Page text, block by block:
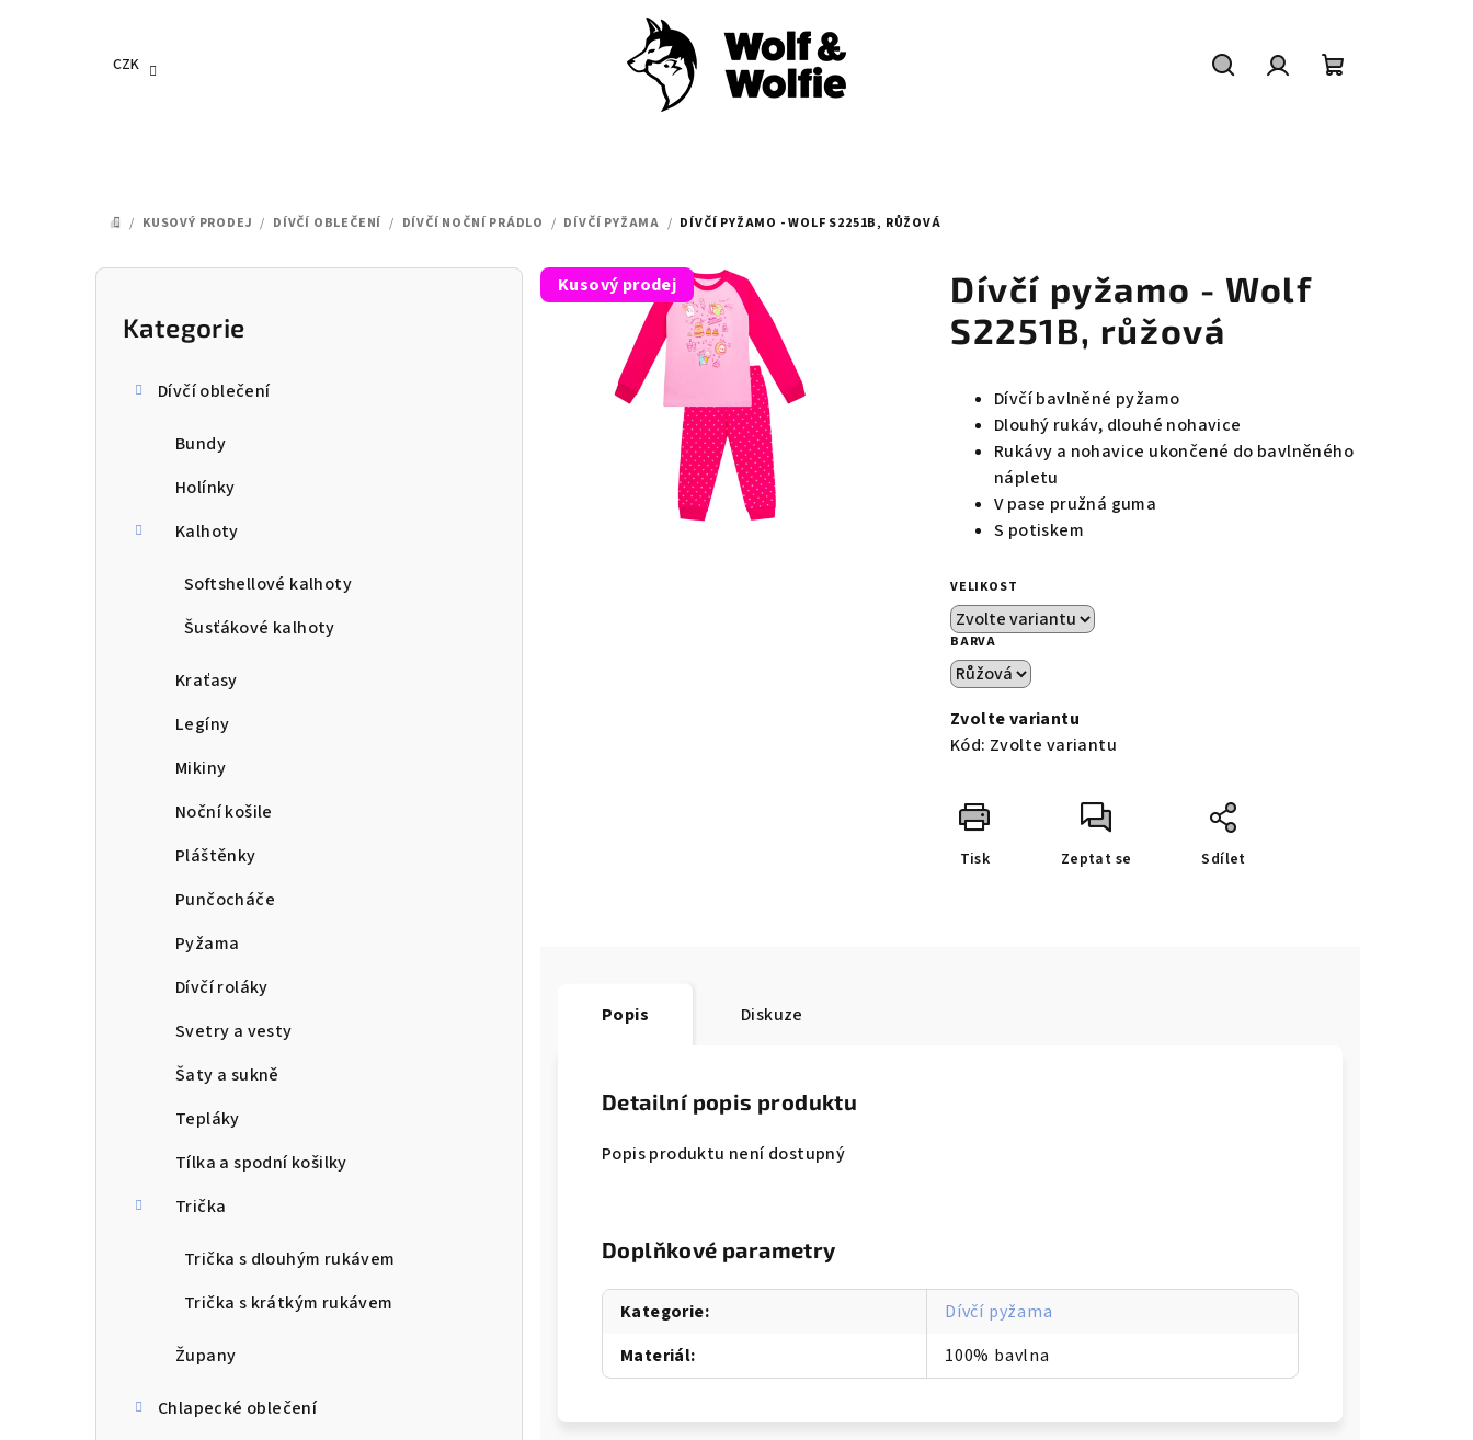
CZK
DOMŮ
/ KUSOVÝ PRODEJ / DÍVČÍ OBLEČENÍ / DÍVČÍ NOČNÍ PRÁDLO / DÍVČÍ PYŽAMA / DÍVČÍ PYŽAMO - WOLF S2251B, RŮŽOVÁ
P
Přeskočit
kategorie
Kategorie
Dívčí oblečení
Bundy
Holínky
Kalhoty
Softshellové kalhoty
Šusťákové kalhoty
Kraťasy
Legíny
Mikiny
Noční košile
Pláštěnky
Punčocháče
Pyžama
Dívčí roláky
Svetry a vesty
Šaty a sukně
Tepláky
Tílka a spodní košilky
Trička
Trička s dlouhým rukávem
Trička s krátkým rukávem
Župany
Chlapecké oblečení
Dívčí pyžamo - Wolf
S2251B, růžová
Dívčí bavlněné pyžamo
Dlouhý rukáv, dlouhé nohavice
Rukávy a nohavice ukončené do bavlněného
nápletu
V pase pružná guma
S potiskem
VELIKOST
BARVA
Zvolte variantu
Kód: Zvolte variantu
Tisk Zeptat se Sdílet
Kusový prodej
Popis Diskuze
Detailní popis produktu
Popis produktu není dostupný
Doplňkové parametry
Kategorie:
Dívčí pyžama
Materiál: 100% bavlna